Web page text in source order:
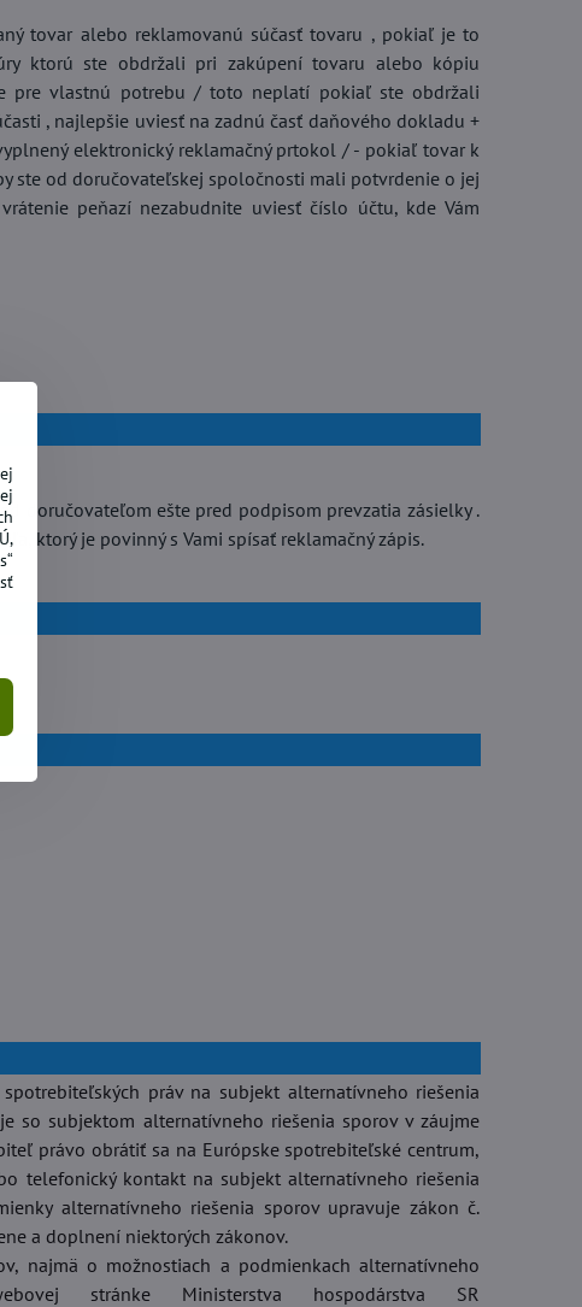
tovar alebo reklamovanú súčasť tovaru , pokiaľ je to
ktorú ste obdržali pri zakúpení tovaru alebo kópiu
pre vlastnú potrebu / toto neplatí pokiaľ ste obdržali
, najlepšie uviesť na zadnú časť daňového dokladu +
elektronický reklamačný prtokol / - pokiaľ tovar k
ste od doručovateľskej spoločnosti mali potvrdenie o jej
peňazí nezabudnite uviesť číslo účtu, kde Vám
doručovateľom ešte pred podpisom prevzatia zásielky .
ktorý je povinný s Vami spísať reklamačný zápis.
práv na subjekt alternatívneho riešenia
so subjektom alternatívneho riešenia sporov v záujme
právo obrátiť sa na Európske spotrebiteľské centrum,
telefonický kontakt na subjekt alternatívneho riešenia
alternatívneho riešenia sporov upravuje zákon č.
a doplnení niektorých zákonov.
najmä o možnostiach a podmienkach alternatívneho
stránke Ministerstva hospodárstva SR
Obliečky do postieľky bavlnené
100X135 Požiarnik Sam
SKLADOM
TPE bandáž na zápästie s
magnetmi
SKLADOM